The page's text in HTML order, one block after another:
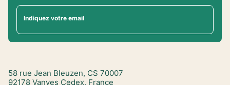
Indiquez votre email
58 rue Jean Bleuzen, CS 70007
92178 Vanves Cedex, France